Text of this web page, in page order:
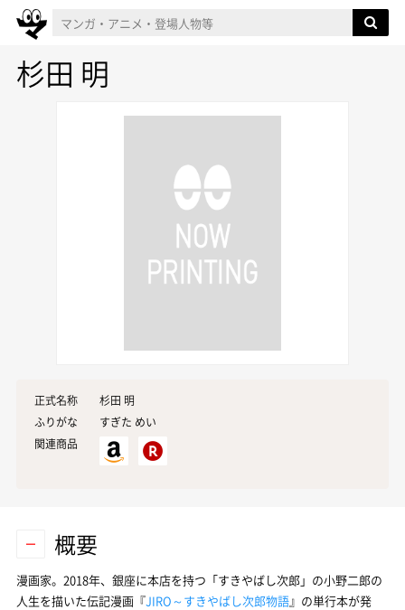
杉田 明
正式名称
杉田 明
ふりがな
すぎた めい
関連商品
概要
漫画家。2018年、銀座に本店を持つ「すきやばし次郎」の小野二郎の
人生を描いた伝記漫画『JIRO～すきやばし次郎物語』の単行本が発